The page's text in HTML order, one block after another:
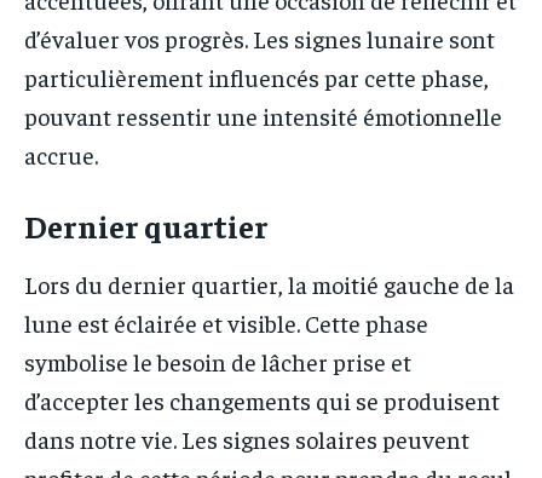
d’évaluer vos progrès. Les signes lunaire sont
particulièrement influencés par cette phase,
pouvant ressentir une intensité émotionnelle
accrue.
Dernier quartier
Lors du dernier quartier, la moitié gauche de la
lune est éclairée et visible. Cette phase
symbolise le besoin de lâcher prise et
d’accepter les changements qui se produisent
dans notre vie. Les signes solaires peuvent